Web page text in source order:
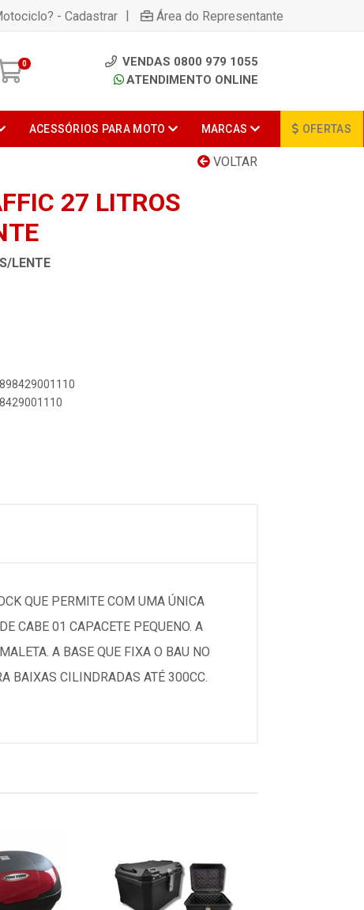
- Cadastrar | Área do Representante
0
VENDAS 0800 979 1055
ATENDIMENTO ONLINE
ACESSÓRIOS PARA MOTO MARCAS OFERTAS
VOLTAR
27 LITROS
LENTE
QUE PERMITE COM UMA ÚNICA
CABE 01 CAPACETE PEQUENO. A
A BASE QUE FIXA O BAU NO
BAIXAS CILINDRADAS ATÉ 300CC.